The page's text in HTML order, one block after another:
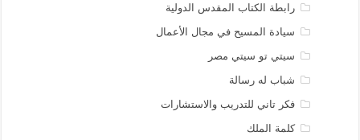
رابطة الكتاب المقدس الدولية
سيادة المسيح في مجال الأعمال
سيتي تو سيتي مصر
شباب له رسالة
فكر تاني للتدريب والاستشارات
كلمة الملك